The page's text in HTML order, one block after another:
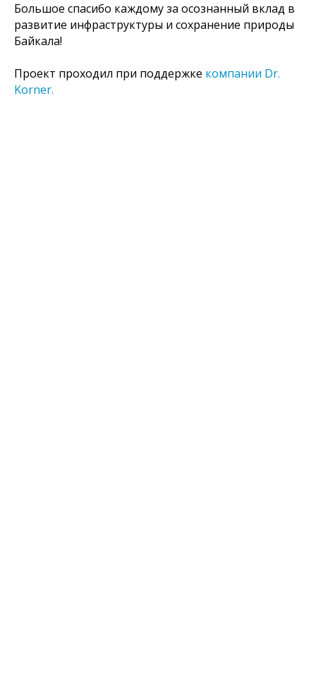
Большое спасибо каждому за осознанный вклад в
развитие инфраструктуры и сохранение природы
Байкала!
Проект проходил при поддержке компании Dr.
Korner.